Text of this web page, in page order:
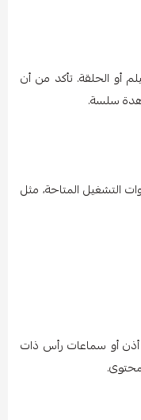
أو الحلقة. تأكد من أن
سلسة.
التشغيل المتاحة، مثل
أو سماعات رأس ذات